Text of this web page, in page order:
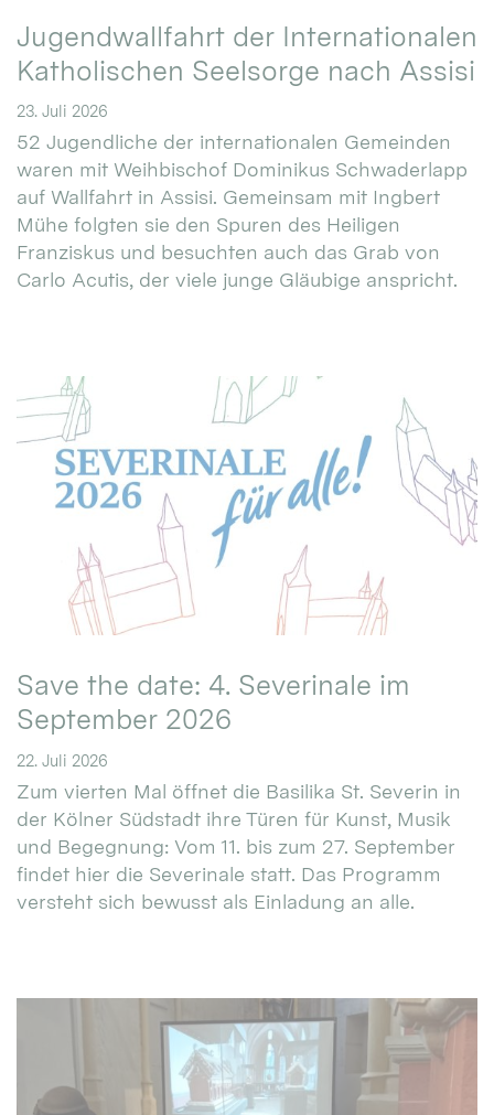
Jugendwallfahrt der Internationalen
Katholischen Seelsorge nach Assisi
23. Juli 2026
52 Jugendliche der internationalen Gemeinden
waren mit Weihbischof Dominikus Schwaderlapp
auf Wallfahrt in Assisi. Gemeinsam mit Ingbert
Mühe folgten sie den Spuren des Heiligen
Franziskus und besuchten auch das Grab von
Carlo Acutis, der viele junge Gläubige anspricht.
Save the date: 4. Severinale im
September 2026
22. Juli 2026
Zum vierten Mal öffnet die Basilika St. Severin in
der Kölner Südstadt ihre Türen für Kunst, Musik
und Begegnung: Vom 11. bis zum 27. September
findet hier die Severinale statt. Das Programm
versteht sich bewusst als Einladung an alle.